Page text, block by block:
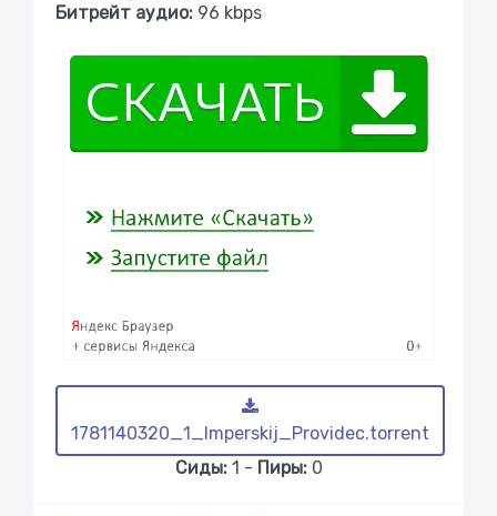
Битрейт аудио: 96 kbps
1781140320_1_Imperskij_Providec.torrent
Сиды:1 - Пиры:0